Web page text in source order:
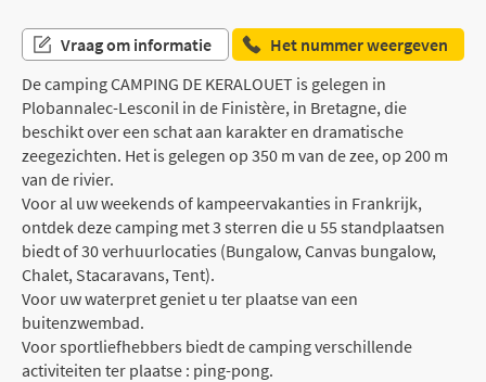
Vraag om informatie
Het nummer weergeven
De camping CAMPING DE KERALOUET is gelegen in
Plobannalec-Lesconil in de Finistère, in Bretagne, die
beschikt over een schat aan karakter en dramatische
zeegezichten. Het is gelegen op 350 m van de zee, op 200 m
van de rivier.
Voor al uw weekends of kampeervakanties in Frankrijk,
ontdek deze camping met 3 sterren die u 55 standplaatsen
biedt of 30 verhuurlocaties (Bungalow, Canvas bungalow,
Chalet, Stacaravans, Tent).
Voor uw waterpret geniet u ter plaatse van een
buitenzwembad.
Voor sportliefhebbers biedt de camping verschillende
activiteiten ter plaatse : ping-pong.